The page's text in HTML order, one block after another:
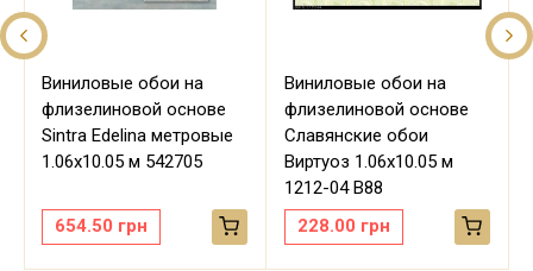
Виниловые обои на
флизелиновой основе
Sintra Edelina метровые
1.06х10.05 м 542705
654.50 грн
Виниловые обои на
флизелиновой основе
Славянские обои
Виртуоз 1.06х10.05 м
1212-04 В88
228.00 грн